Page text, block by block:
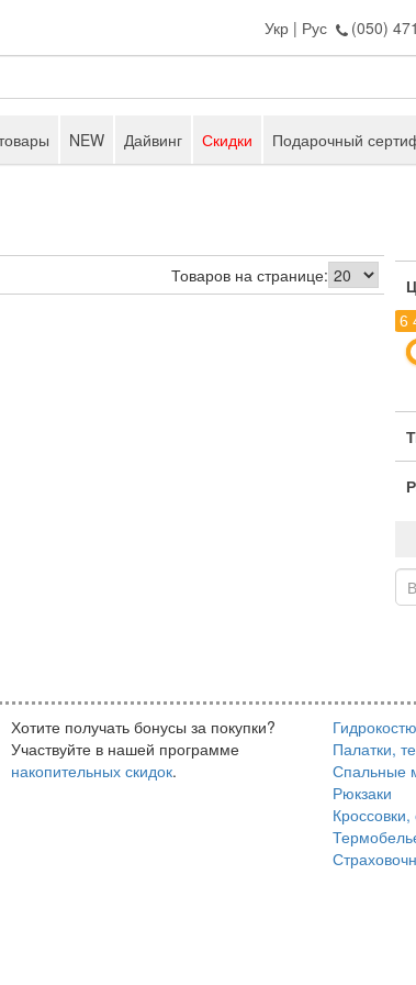
Укр | Рус (050)
NEW Дайвинг Скидки Подарочный
Товаров на странице:
6
Хотите получать бонусы за покупки?
Участвуйте в нашей программе
накопительных скидок.
Палатки,
Спальные
Рюкзаки